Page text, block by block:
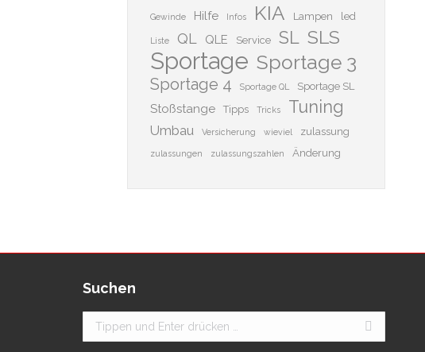
Gewinde Hilfe Infos KIA Lampen led
Liste QL QLE Service SL SLS
Sportage Sportage 3
Sportage 4 Sportage QL Sportage SL
Stoßstange Tipps Tricks Tuning
Umbau Versicherung wieviel zulassung
zulassungen zulassungszahlen Änderung
Suchen
Search: